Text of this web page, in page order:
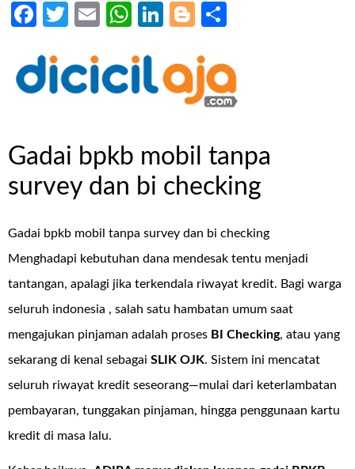
Facebook
Twitter
EmailWhatsApp
LinkedIn
Blogger
Gadai bpkb mobil tanpa
survey dan bi checking
Gadai bpkb mobil tanpa survey dan bi checking
Menghadapi kebutuhan dana mendesak tentu menjadi
tantangan, apalagi jika terkendala riwayat kredit. Bagi warga
seluruh indonesia , salah satu hambatan umum saat
mengajukan pinjaman adalah proses BI Checking, atau yang
sekarang di kenal sebagai SLIK OJK. Sistem ini mencatat
seluruh riwayat kredit seseorang—mulai dari keterlambatan
pembayaran, tunggakan pinjaman, hingga penggunaan kartu
kredit di masa lalu.